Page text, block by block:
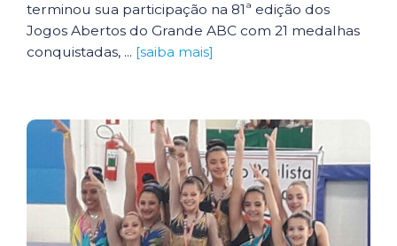
terminou sua participação na 81ª edição dos
Jogos Abertos do Grande ABC com 21 medalhas
conquistadas, ... [saiba mais]